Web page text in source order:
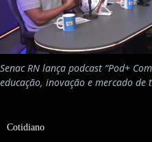
Senac RN lança podcast “Pod+
educação, inovação e mercado de
Cotidiano